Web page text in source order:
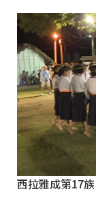
西拉雅成第17